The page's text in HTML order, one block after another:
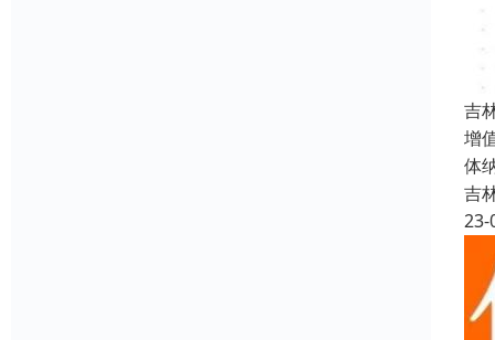
吉
增
体
吉
23-